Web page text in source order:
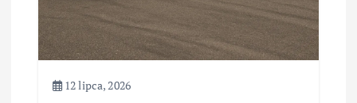
12 lipca, 2026